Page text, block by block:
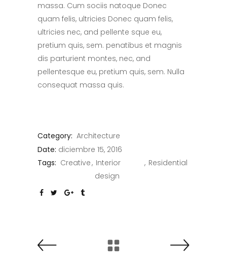
massa. Cum sociis natoque Donec
quam felis, ultricies Donec quam felis,
ultricies nec, and pellente sque eu,
pretium quis, sem. penatibus et magnis
dis parturient montes, nec, and
pellentesque eu, pretium quis, sem. Nulla
consequat massa quis.
Category: Architecture
Date: diciembre 15, 2016
Tags: Creative Interior
design
Residential